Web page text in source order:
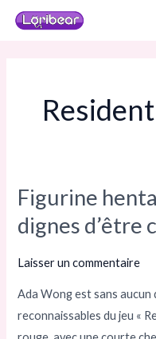
Aller
Figurine
dignes d’être
Laisser un commentaire
Ada Wong est sans aucun
reconnaissables du jeu «
Figurine
hentai
d’Ada
Wong
d’être
collectionnées